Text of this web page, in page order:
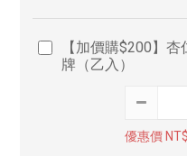
【加價購$200】
牌（乙入）
優惠價